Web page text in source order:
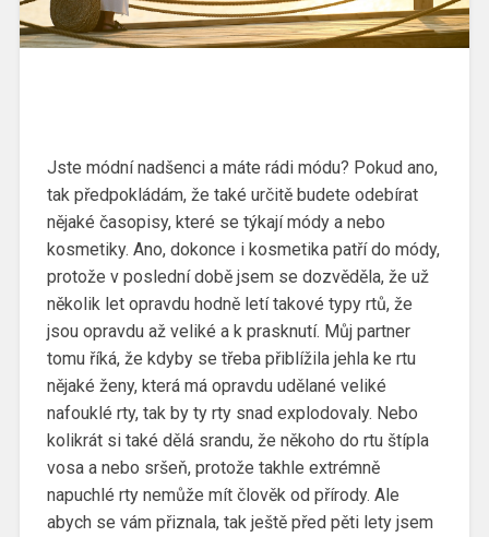
Jste módní nadšenci a máte rádi módu? Pokud ano,
tak předpokládám, že také určitě budete odebírat
nějaké časopisy, které se týkají módy a nebo
kosmetiky. Ano, dokonce i kosmetika patří do módy,
protože v poslední době jsem se dozvěděla, že už
několik let opravdu hodně letí takové typy rtů, že
jsou opravdu až veliké a k prasknutí. Můj partner
tomu říká, že kdyby se třeba přiblížila jehla ke rtu
nějaké ženy, která má opravdu udělané veliké
nafouklé rty, tak by ty rty snad explodovaly. Nebo
kolikrát si také dělá srandu, že někoho do rtu štípla
vosa a nebo sršeň, protože takhle extrémně
napuchlé rty nemůže mít člověk od přírody. Ale
abych se vám přiznala, tak ještě před pěti lety jsem